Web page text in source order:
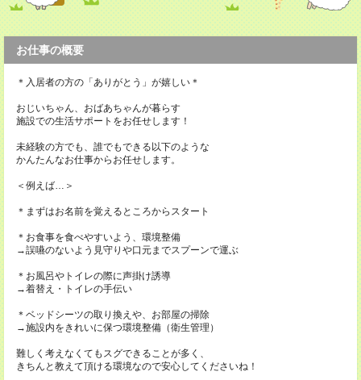
お仕事の概要
＊入居者の方の「ありがとう」が嬉しい＊
おじいちゃん、おばあちゃんが暮らす
施設での生活サポートをお任せします！
未経験の方でも、誰でもできる以下のような
かんたんなお仕事からお任せします。
＜例えば…＞
＊まずはお名前を覚えるところからスタート
＊お食事を食べやすいよう、環境整備
→誤嚥のないよう見守りや口元までスプーンで運ぶ
＊お風呂やトイレの際に声掛け誘導
→着替え・トイレの手伝い
＊ベッドシーツの取り換えや、お部屋の掃除
→施設内をきれいに保つ環境整備（衛生管理）
難しく考えなくてもスグできることが多く、
きちんと教えて頂ける環境なので安心してくださいね！